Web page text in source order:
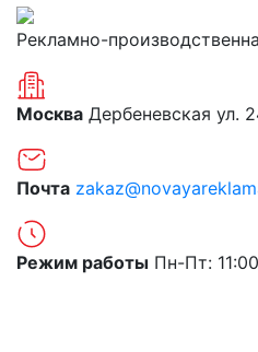
Рекламно-
Москва Дербеневская ул.
Почта
Режим работы Пн-Пт: